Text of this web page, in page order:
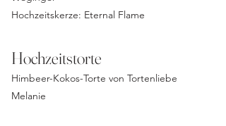
Hochzeitskerze: Eternal Flame
Hochzeitstorte
Himbeer-Kokos-Torte von Tortenliebe
Melanie